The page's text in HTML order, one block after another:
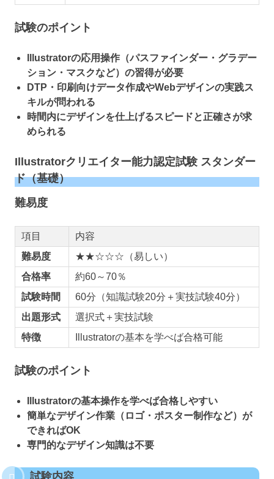
試験のポイント
Illustratorの応用操作（パスファインダー・グラデー
ション・マスクなど）の習得が必要
DTP・印刷向けデータ作成やWebデザインの実践ス
キルが問われる
時間内にデザインを仕上げるスピードと正確さが求
められる
Illustratorクリエイター能力認定試験 スタンダー
ド（基礎）
難易度
項目
内容
難易度
★★☆☆☆（易しい）
合格率
約60～70％
試験時間
60分（知識試験20分＋実技試験40分）
出題形式
選択式＋実技試験
特徴
Illustratorの基本を学べば合格可能
試験のポイント
Illustratorの基本操作を学べば合格しやすい
簡単なデザイン作業（ロゴ・ポスター制作など）が
できればOK
専門的なデザイン知識は不要